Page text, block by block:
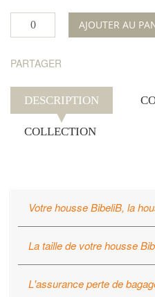
AJOUTER AU
PARTAGER
DESCRIPTION
COLLECTION
Votre housse BibeliB, la
Protègevotre valise
La housse BibeliB offre
La taille de votre housse
La haute résistance et
L'assurance perte de